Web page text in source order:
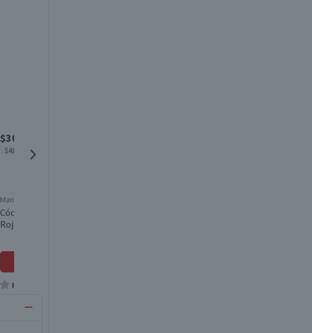
$3090
$4120 x lt
Manquehuito
Cóctel de Vino Manquehuito Frutos
Rojos 750 cc
Producto sin calificar